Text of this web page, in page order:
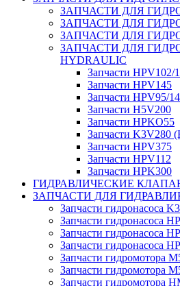
ЗАПЧАСТИ ДЛЯ
ЗАПЧАСТИ ДЛЯ
ЗАПЧАСТИ ДЛЯ
ЗАПЧАСТИ ДЛЯ
HYDRAULIC
Запчасти HPV102/
Запчасти HPV145
Запчасти HPV95/
Запчасти H5V200
Запчасти HPKO55
Запчасти K3V280
Запчасти HPV375
Запчасти HPV112
Запчасти HPK300
ГИДРАВЛИЧЕСКИЕ
ЗАПЧАСТИ ДЛЯ
Запчасти гидронасоса
Запчасти гидронасоса
Запчасти гидронасоса
Запчасти гидронасоса
Запчасти гидромотора
Запчасти гидромотора
Запчасти гидромотора